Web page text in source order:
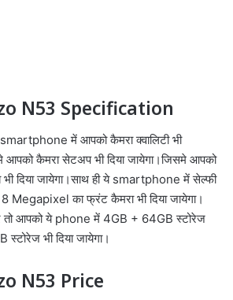
N53 Specification
में आपको कैमरा क्वालिटी भी
आपको कैमरा सेटअप भी दिया जायेगा।जिसमे आपको
भी दिया जायेगा।साथ ही ये smartphone में सेल्फी
8 Megapixel का फ्रंट कैमरा भी दिया जायेगा।
तो आपको ये phone में 4GB + 64GB स्टोरेज
भी दिया जायेगा।
N53 Price